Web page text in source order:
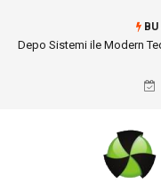
BU
Akrilik Boyama Seti ile